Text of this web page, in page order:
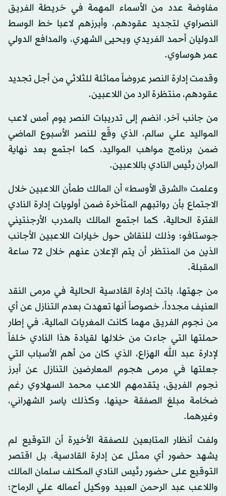
مفاوضة عدد من الأسماء المهمة في خريطة الفريق
النصراوي لتجديد عقودهم، وأبرزهم لاعبا خط الوسط
الدوليان أحمد الفريدي ويحيى الشهري، والمدافع الدولي
عمر هوساوي.
وقدمت إدارة النصر عروضاً مماثلة للثلاثي من أجل تجديد
عقودهم، منتظرة الرد من اللاعبين.
من جانب آخر، انضم إلى تدريبات النصر يوم أمس لاعب
المواليد علي سالم، الذي وقّع للنصر الأسبوع الماضي
ضمن برنامج مواهب المواليد، كما اجتمع بعد نهاية
المران رئيس النادي باللاعبين.
وعلمت «الشرق الأوسط» أن المالك طمأن اللاعبين خلال
الاجتماع بأن رواتبهم المتأخرة ضمن أولويات إدارة النادي
الفترة الحالية، كما اجتمع المالك بالمدرب الأرجنتيني
جوستافو؛ وذلك للنقاش حول خيارات اللاعبين الأجانب
الذين من المنتظر أن يتم الإعلان عنهم خلال 72 ساعة
المقبلة.
من جهتها، باتت إدارة القادسية الحالية في مرمى النقد
العنيف مجدداً، خصوصاً أنها تعهدت بعدم التنازل عن أي
من نجوم الفريق مهما كانت المغريات المالية، في إطار
حملتها التي جاءت من خلالها لقيادة هذا النادي خلفاً
لإدارة عبد الله الهزاع، الذي كان من أهم الأسباب التي
جعلتها في مرمى هجوم المعارضين التنازل عن أبرز
نجوم الفريق، يتقدمهم اللاعب محمد السهلاوي رغم
ضخامة مبلغ الصفقة حينها، وكذلك ياسر الشهراني،
وغيرهما.
ولفت أنظار المتابعين للصفقة الأخيرة أن التوقيع لم
يشهد حضور أي ممثل عن إدارة القادسية، بل اقتصر
التوقيع على حضور رئيس النادي المكلف سلمان المالك
واللاعب عبد الرحمن العبيد ووكيل أعماله علي الرماح؛